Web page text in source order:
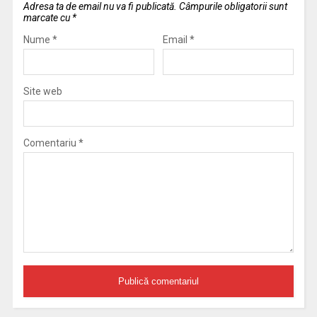
Adresa ta de email nu va fi publicată. Câmpurile obligatorii sunt
marcate cu *
Nume * Email *
Site web
Comentariu *